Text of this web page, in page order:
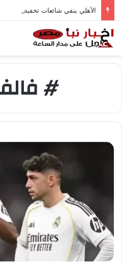
الأهلي ينفي شائعات تخفيض عقود
#